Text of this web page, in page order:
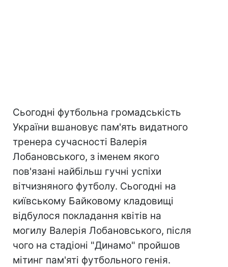
Сьогодні футбольна громадськість
України вшановує пам'ять видатного
тренера сучасності Валерія
Лобановського, з іменем якого
пов'язані найбільш гучні успіхи
вітчизняного футболу. Сьогодні на
київському Байковому кладовищі
відбулося покладання квітів на
могилу Валерія Лобановського, після
чого на стадіоні "Динамо" пройшов
мітинг пам'яті футбольного генія.